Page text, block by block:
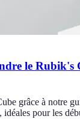
le Rubik's
grâce à notre
idéales pour les